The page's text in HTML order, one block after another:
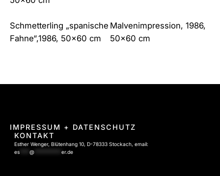
Schmetterling „spanische
Fahne“,1986, 50×60 cm
Malvenimpression, 1986,
50×60 cm
IMPRESSUM + DATENSCHUTZ
KONTAKT
Esther Wenger, Blütenhang 10, D-78333 Stockach, email:
es**** @*********** er.de